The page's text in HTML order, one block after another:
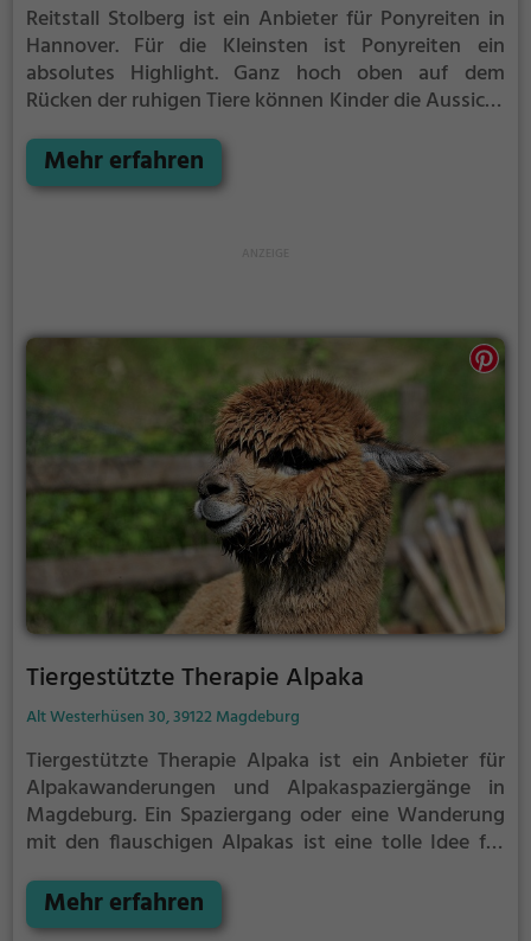
Reitstall Stolberg ist ein Anbieter für Ponyreiten in
Hannover. Für die Kleinsten ist Ponyreiten ein
absolutes Highlight. Ganz hoch oben auf dem
Rücken der ruhigen Tiere können Kinder die Aussicht
Hannover reiten.
Mehr erfahren
Tiergestützte Therapie Alpaka
Alt Westerhüsen 30, 39122 Magdeburg
Tiergestützte Therapie Alpaka ist ein Anbieter für
Alpakawanderungen und Alpakaspaziergänge in
Magdeburg. Ein Spaziergang oder eine Wanderung
mit den flauschigen Alpakas ist eine tolle Idee für
Familie. Die kuscheligen Tiere strahlen eine
unheimliche Ruhe aus und werden daher auch
Mehr erfahren